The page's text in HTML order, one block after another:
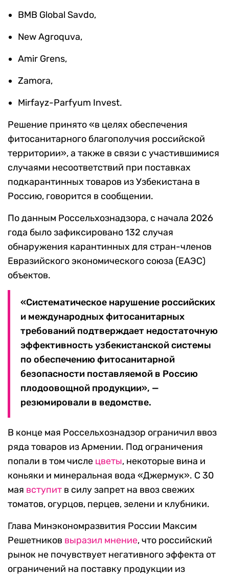
BMB Global Savdo,
New Agroquva,
Amir Grens,
Zamora,
Mirfayz-Parfyum Invest.
Решение принято «в целях обеспечения
фитосанитарного благополучия российской
территории», а также в связи с участившимися
случаями несоответствий при поставках
подкарантинных товаров из Узбекистана в
Россию, говорится в сообщении.
По данным Россельхознадзора, с начала 2026
года было зафиксировано 132 случая
обнаружения карантинных для стран-членов
Евразийского экономического союза (ЕАЭС)
объектов.
«Систематическое нарушение российских
и международных фитосанитарных
требований подтверждает недостаточную
эффективность узбекистанской системы
по обеспечению фитосанитарной
безопасности поставляемой в Россию
плодоовощной продукции», —
резюмировали в ведомстве.
В конце мая Россельхознадзор ограничил ввоз
ряда товаров из Армении. Под ограничения
попали в том числе цветы, некоторые вина и
коньяки и минеральная вода «Джермук». С 30
мая вступит в силу запрет на ввоз свежих
томатов, огурцов, перцев, зелени и клубники.
Глава Минэкономразвития России Максим
Решетников выразил мнение, что российский
рынок не почувствует негативного эффекта от
ограничений на поставку продукции из